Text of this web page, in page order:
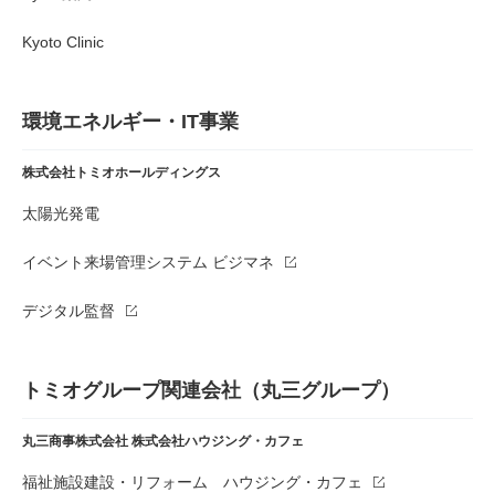
Kyoto Clinic
環境エネルギー・IT事業
株式会社トミオホールディングス
太陽光発電
イベント来場管理システム ビジマネ
デジタル監督
トミオグループ関連会社（丸三グループ）
丸三商事株式会社 株式会社ハウジング・カフェ
福祉施設建設・リフォーム ハウジング・カフェ